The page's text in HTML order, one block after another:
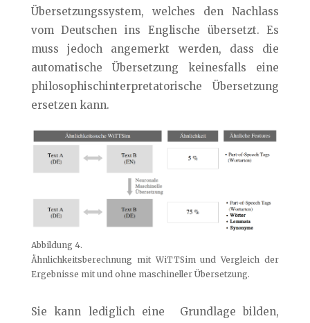
Übersetzungssystem, welches den Nachlass
vom Deutschen ins Englische übersetzt. Es
muss jedoch angemerkt werden, dass die
automatische Übersetzung keinesfalls eine
philosophischinterpretatorische Übersetzung
ersetzen kann.
Abbildung 4.
Ähnlichkeitsberechnung mit WiTTSim und Vergleich der
Ergebnisse mit und ohne maschineller Übersetzung.
Sie kann lediglich eine Grundlage bilden,